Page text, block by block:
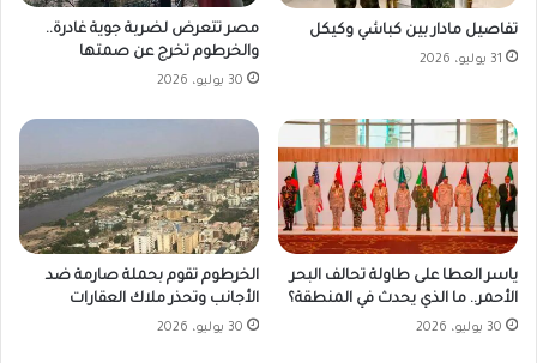
تفاصيل مادار بين كباشي وكيكل
31 يوليو، 2026
مصر تتعرض لضربة جوية غادرة..
والخرطوم تخرج عن صمتها
30 يوليو، 2026
ياسر العطا على طاولة تحالف البحر
الأحمر.. ما الذي يحدث في المنطقة؟
30 يوليو، 2026
الخرطوم تقوم بحملة صارمة ضد
الأجانب وتحذر ملاك العقارات
30 يوليو، 2026